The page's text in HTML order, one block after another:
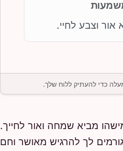
וצבע לחיי.
כדי להעתיק ללוח שלך.
מביא שמחה ואור לחייך.
לך להרגיש מאושר וחם